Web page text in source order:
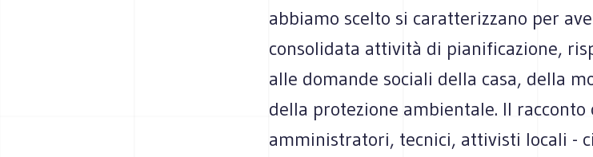
abbiamo scelto si caratterizzano per
consolidata attività di pianificazione,
alle domande sociali della casa, della
della protezione ambientale. Il
amministratori, tecnici, attivisti locali -